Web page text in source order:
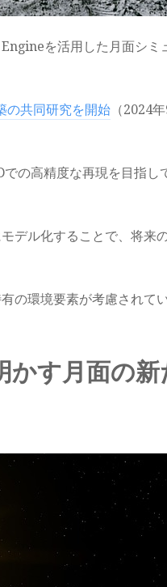
を活用した月面シミ
の共同研究を開始（2024年
の高精度な再現を目指し
デル化することで、将来
の環境要素が考慮されて
かす月面の新